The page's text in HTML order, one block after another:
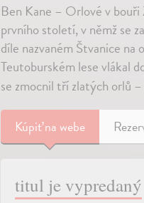
Ben Kane – Orlové v
prvního století, v němž se
díle nazvaném Štvanice
Teutoburském lese vlákal
se zmocnil tří zlatých orlů
Kúpiťna webe
titul je vypredaný